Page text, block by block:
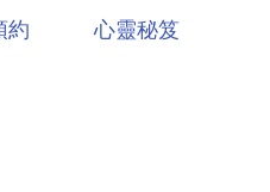
約 心靈秘笈